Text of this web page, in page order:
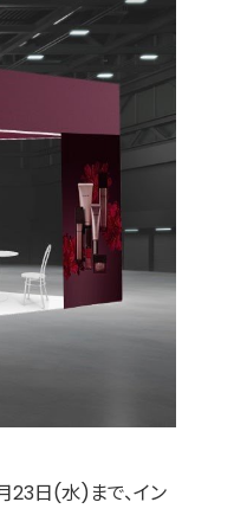
23日(水)まで、イン